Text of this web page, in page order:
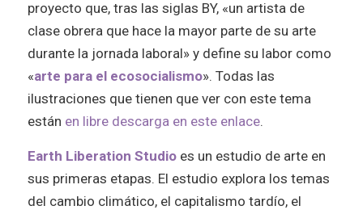
proyecto que, tras las siglas BY, «un artista de
clase obrera que hace la mayor parte de su arte
durante la jornada laboral» y define su labor como
«arte para el ecosocialismo». Todas las
ilustraciones que tienen que ver con este tema
están en libre descarga en este enlace.
Earth Liberation Studioes un estudio de arte en
sus primeras etapas. El estudio explora los temas
del cambio climático, el capitalismo tardío, el